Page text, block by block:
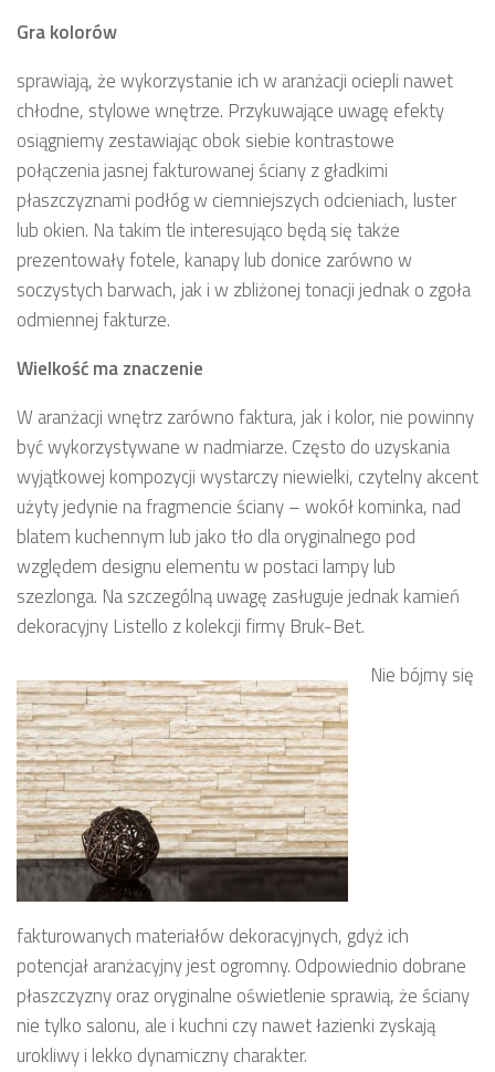
Gra kolorów
sprawiają, że wykorzystanie ich w aranżacji ociepli nawet
chłodne, stylowe wnętrze. Przykuwające uwagę efekty
osiągniemy zestawiając obok siebie kontrastowe
połączenia jasnej fakturowanej ściany z gładkimi
płaszczyznami podłóg w ciemniejszych odcieniach, luster
lub okien. Na takim tle interesująco będą się także
prezentowały fotele, kanapy lub donice zarówno w
soczystych barwach, jak i w zbliżonej tonacji jednak o zgoła
odmiennej fakturze.
Wielkość ma znaczenie
W aranżacji wnętrz zarówno faktura, jak i kolor, nie powinny
być wykorzystywane w nadmiarze. Często do uzyskania
wyjątkowej kompozycji wystarczy niewielki, czytelny akcent
użyty jedynie na fragmencie ściany – wokół kominka, nad
blatem kuchennym lub jako tło dla oryginalnego pod
względem designu elementu w postaci lampy lub
szezlonga. Na szczególną uwagę zasługuje jednak kamień
dekoracyjny Listello z kolekcji firmy Bruk-Bet.
Nie bójmy się
fakturowanych materiałów dekoracyjnych, gdyż ich
potencjał aranżacyjny jest ogromny. Odpowiednio dobrane
płaszczyzny oraz oryginalne oświetlenie sprawią, że ściany
nie tylko salonu, ale i kuchni czy nawet łazienki zyskają
urokliwy i lekko dynamiczny charakter.